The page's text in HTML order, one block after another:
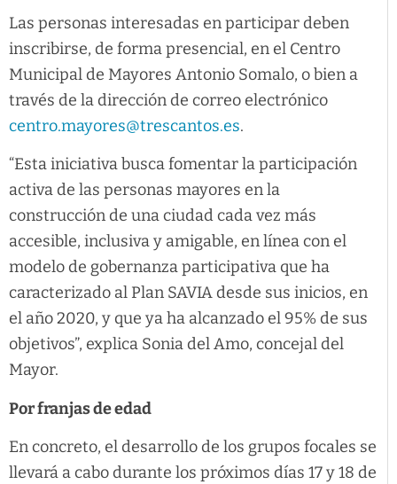
Las personas interesadas en participar deben
inscribirse, de forma presencial, en el Centro
Municipal de Mayores Antonio Somalo, o bien a
través de la dirección de correo electrónico
centro.mayores@trescantos.es.
“Esta iniciativa busca fomentar la participación
activa de las personas mayores en la
construcción de una ciudad cada vez más
accesible, inclusiva y amigable, en línea con el
modelo de gobernanza participativa que ha
caracterizado al Plan SAVIA desde sus inicios, en
el año 2020, y que ya ha alcanzado el 95% de sus
objetivos”, explica Sonia del Amo, concejal del
Mayor.
Por franjas de edad
En concreto, el desarrollo de los grupos focales se
llevará a cabo durante los próximos días 17 y 18 de